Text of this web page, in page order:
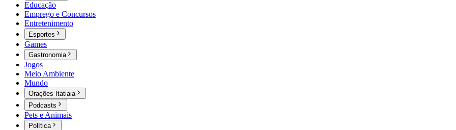
Educação
Emprego e Concursos
Entretenimento
Esportes
Games
Gastronomia
Jogos
Meio Ambiente
Mundo
Orações Itatiaia
Podcasts
Pets e Animais
Política